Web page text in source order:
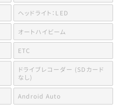
ヘッドライト：LED
オートハイビーム
ETC
ドライブレコーダー (SDカード
なし)
Android Auto